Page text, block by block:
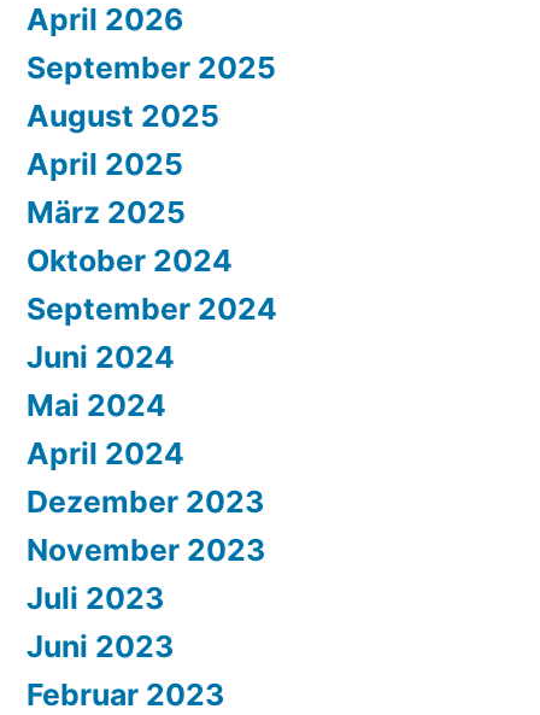
April 2026
September 2025
August 2025
April 2025
März 2025
Oktober 2024
September 2024
Juni 2024
Mai 2024
April 2024
Dezember 2023
November 2023
Juli 2023
Juni 2023
Februar 2023